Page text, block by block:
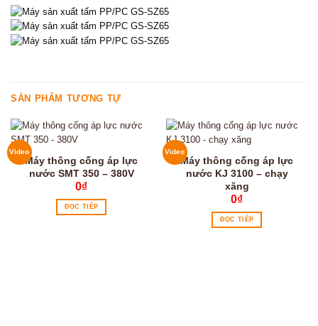
SẢN PHẨM TƯƠNG TỰ
Video
Máy thông cống áp lực
nước SMT 350 – 380V
0₫
ĐỌC TIẾP
Video
Máy thông cống áp lực
nước KJ 3100 – chạy
xăng
0₫
ĐỌC TIẾP